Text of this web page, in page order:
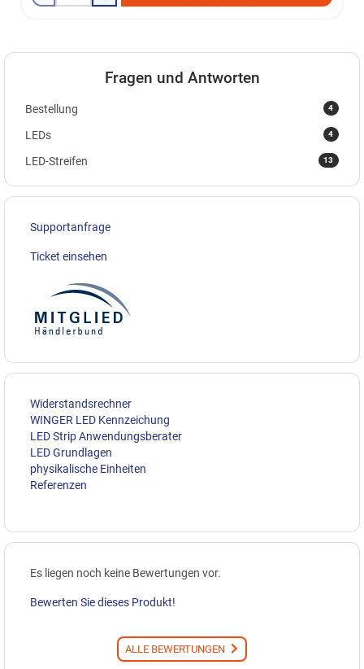
Fragen und Antworten
4
Bestellung
4
LEDs
13
LED-Streifen
Supportanfrage
Ticket einsehen
Widerstandsrechner
WINGER LED Kennzeichung
LED Strip Anwendungsberater
LED Grundlagen
physikalische Einheiten
Referenzen
Es liegen noch keine Bewertungen vor.
Bewerten Sie dieses Produkt!
ALLE BEWERTUNGEN